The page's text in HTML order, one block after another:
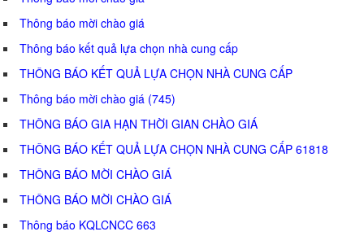
Thông báo mời chào giá
Thông báo kết quả lựa chọn nhà cung cấp
THÔNG BÁO KẾT QUẢ LỰA CHỌN NHÀ CUNG CẤP
Thông báo mời chào giá (745)
THÔNG BÁO GIA HẠN THỜI GIAN CHÀO GIÁ
THÔNG BÁO KẾT QUẢ LỰA CHỌN NHÀ CUNG CẤP 61818
THÔNG BÁO MỜI CHÀO GIÁ
THÔNG BÁO MỜI CHÀO GIÁ
Thông báo KQLCNCC 663